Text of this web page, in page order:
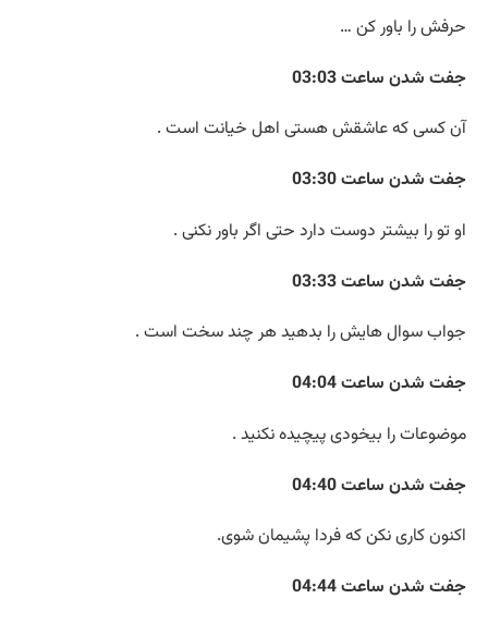
حرفش را باور کن …
جفت شدن ساعت 03:03
آن کسی که عاشقش هستی اهل خیانت است .
جفت شدن ساعت 03:30
او تو را بیشتر دوست دارد حتی اگر باور نکنی .
جفت شدن ساعت 03:33
جواب سوال هایش را بدهید هر چند سخت است .
جفت شدن ساعت 04:04
موضوعات را بیخودی پیچیده نکنید .
جفت شدن ساعت 04:40
اکنون کاری نکن که فردا پشیمان شوی.
جفت شدن ساعت 04:44